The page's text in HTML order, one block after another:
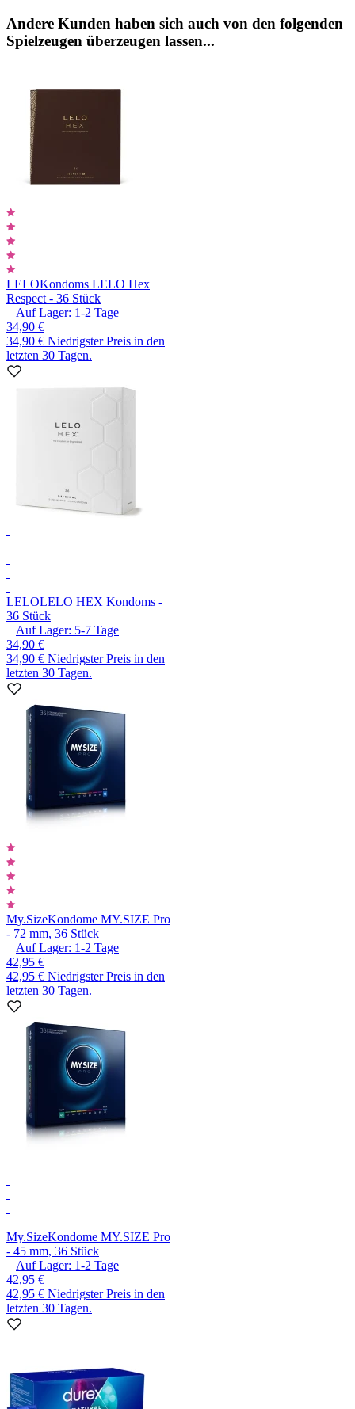
Andere Kunden haben sich auch von den folgenden
Spielzeugen überzeugen lassen...
LELOKondoms LELO Hex
Respect - 36 Stück
Auf Lager: 1-2 Tage
34,90 €
34,90 € Niedrigster Preis in den
letzten 30 Tagen.
LELOLELO HEX Kondoms -
36 Stück
Auf Lager: 5-7 Tage
34,90 €
34,90 € Niedrigster Preis in den
letzten 30 Tagen.
My.SizeKondome MY.SIZE Pro
- 72 mm, 36 Stück
Auf Lager: 1-2 Tage
42,95 €
42,95 € Niedrigster Preis in den
letzten 30 Tagen.
My.SizeKondome MY.SIZE Pro
- 45 mm, 36 Stück
Auf Lager: 1-2 Tage
42,95 €
42,95 € Niedrigster Preis in den
letzten 30 Tagen.